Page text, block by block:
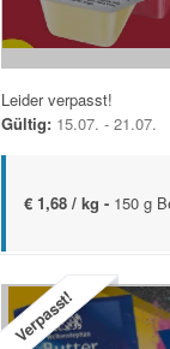
Leider verpasst!
Gültig: 15.07. - 21.07.
€ 1,68 / kg - 150 g
Verpasst!